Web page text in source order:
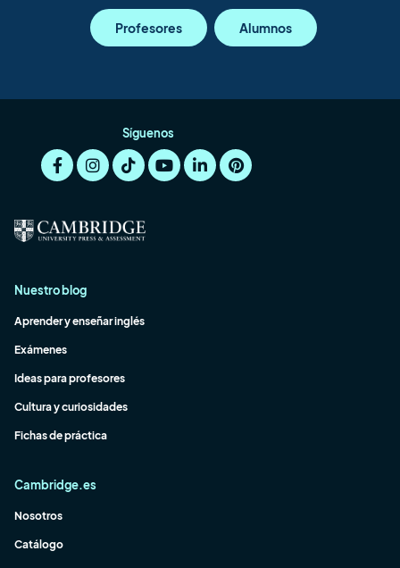
Profesores Alumnos
Síguenos
Nuestro blog
Aprender y enseñar inglés
Exámenes
Ideas para profesores
Cultura y curiosidades
Fichas de práctica
Cambridge.es
Nosotros
Catálogo